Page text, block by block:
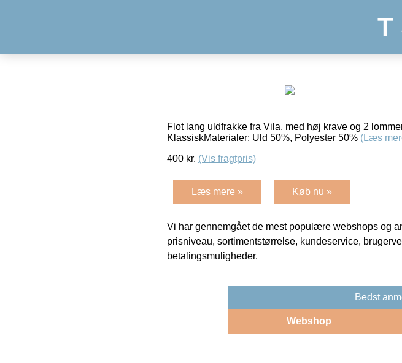
T
Flot lang uldfrakke fra Vila, med høj krave og 2
KlassiskMaterialer: Uld 50%, Polyester 50% (Læs
400 kr. (Vis fragtpris)
Læs mere » Køb nu »
Vi har gennemgået de mest populære webshops og
prisniveau, sortimentstørrelse, kundeservice,
betalingsmuligheder.
Bedst
Webshop